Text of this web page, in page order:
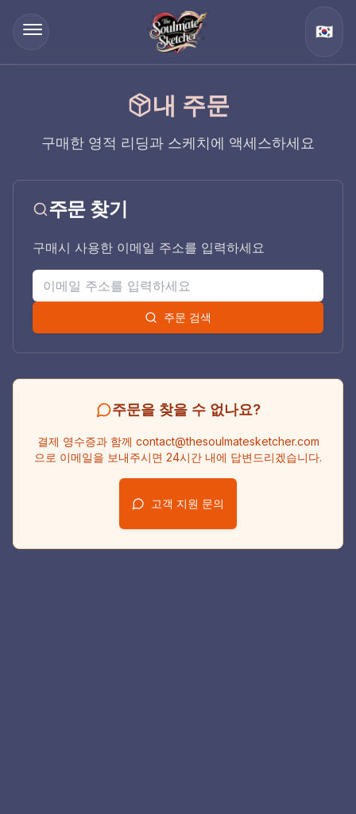
🇰🇷
내 주문
구매한 영적 리딩과 스케치에 액세스하세요
주문 찾기
구매시 사용한 이메일 주소를 입력하세요
주문 검색
주문을 찾을 수 없나요?
결제 영수증과 함께 contact@thesoulmatesketcher.com
으로 이메일을 보내주시면 24시간 내에 답변드리겠습니다.
고객 지원 문의